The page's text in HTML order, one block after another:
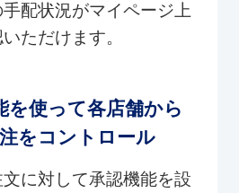
配状況がマイページ上
ただけます。
を使って各店舗から
をコントロール
に対して承認機能を設